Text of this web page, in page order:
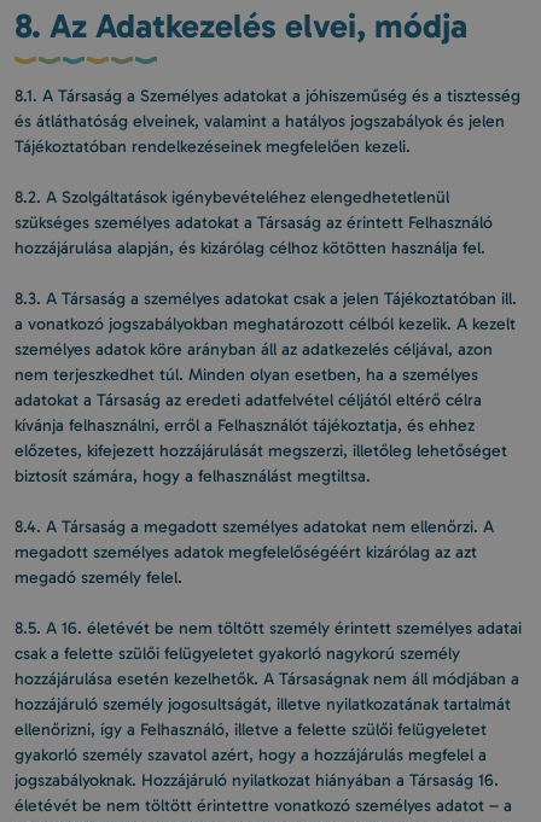
8. Az Adatkezelés elvei, módja
8.1. A Társaság a Személyes adatokat a jóhiszeműség és a tisztesség
és átláthatóság elveinek, valamint a hatályos jogszabályok és jelen
Tájékoztatóban rendelkezéseinek megfelelően kezeli.
8.2. A Szolgáltatások igénybevételéhez elengedhetetlenül
szükséges személyes adatokat a Társaság az érintett Felhasználó
hozzájárulása alapján, és kizárólag célhoz kötötten használja fel.
8.3. A Társaság a személyes adatokat csak a jelen Tájékoztatóban ill.
a vonatkozó jogszabályokban meghatározott célból kezelik. A kezelt
személyes adatok köre arányban áll az adatkezelés céljával, azon
nem terjeszkedhet túl. Minden olyan esetben, ha a személyes
adatokat a Társaság az eredeti adatfelvétel céljától eltérő célra
kívánja felhasználni, erről a Felhasználót tájékoztatja, és ehhez
előzetes, kifejezett hozzájárulását megszerzi, illetőleg lehetőséget
biztosít számára, hogy a felhasználást megtiltsa.
8.4. A Társaság a megadott személyes adatokat nem ellenőrzi. A
megadott személyes adatok megfelelőségéért kizárólag az azt
megadó személy felel.
8.5. A 16. életévét be nem töltött személy érintett személyes adatai
csak a felette szülői felügyeletet gyakorló nagykorú személy
hozzájárulása esetén kezelhetők. A Társaságnak nem áll módjában a
hozzájáruló személy jogosultságát, illetve nyilatkozatának tartalmát
ellenőrizni, így a Felhasználó, illetve a felette szülői felügyeletet
gyakorló személy szavatol azért, hogy a hozzájárulás megfelel a
jogszabályoknak. Hozzájáruló nyilatkozat hiányában a Társaság 16.
életévét be nem töltött érintettre vonatkozó személyes adatot – a